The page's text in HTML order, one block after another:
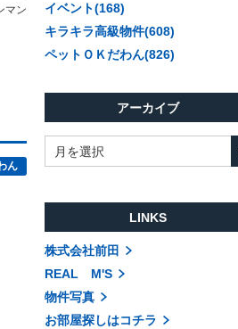
マン
ん
イベント(168)
キラキラ高級物件(608)
ペットＯＫだわん(826)
アーカイブ
月を選択
LINKS
株式会社前田
REAL M'S
物件写真
お部屋探しはコチラ